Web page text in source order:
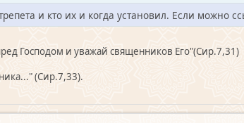
и кто их и когда установил. Если можно
Господом и уважай священников Его"(Сир.7,31)
(Сир.7,33).